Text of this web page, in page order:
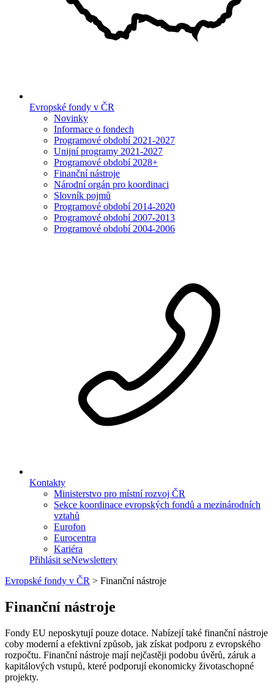
Evropské fondy v ČR
Novinky
Informace o fondech
Programové období 2021-2027
Unijní programy 2021-2027
Programové období 2028+
Finanční nástroje
Národní orgán pro koordinaci
Slovník pojmů
Programové období 2014-2020
Programové období 2007-2013
Programové období 2004-2006
Kontakty
Ministerstvo pro místní rozvoj ČR
Sekce koordinace evropských fondů a mezinárodních
vztahů
Eurofon
Eurocentra
Kariéra
Přihlásit seNewslettery
Evropské fondy v ČR > Finanční nástroje
Finanční nástroje
Fondy EU neposkytují pouze dotace. Nabízejí také finanční nástroje
coby moderní a efektivní způsob, jak získat podporu z evropského
rozpočtu. Finanční nástroje mají nejčastěji podobu úvěrů, záruk a
kapitálových vstupů, které podporují ekonomicky životaschopné
projekty.